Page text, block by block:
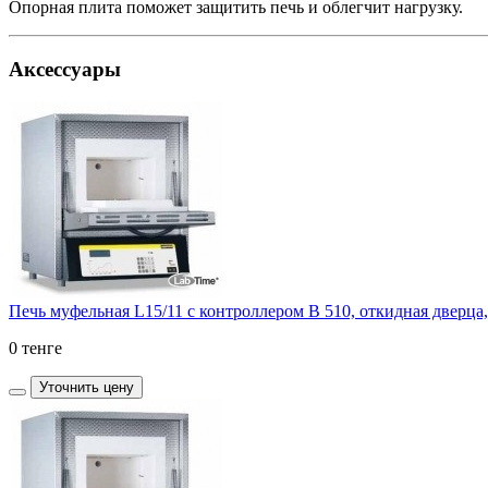
Опорная плита поможет защитить печь и облегчит нагрузку.
Аксессуары
Печь муфельная L15/11 с контроллером B 510, откидная
0 тенге
Уточнить цену